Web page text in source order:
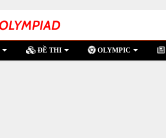
ĐỀ THI OLYMPIC